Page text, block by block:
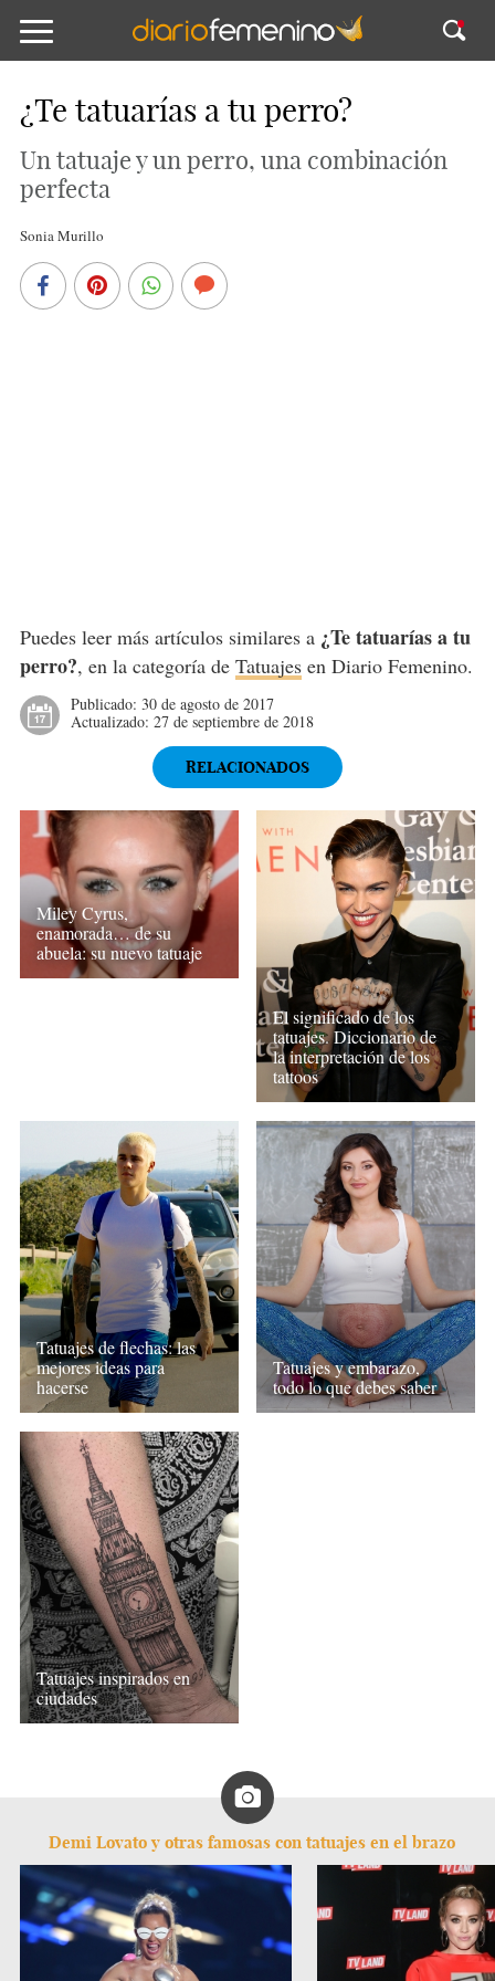
¿Te tatuarías a tu perro?
Un tatuaje y un perro, una combinación
perfecta
Sonia Murillo
Puedes leer más artículos similares a ¿Te tatuarías a tu
perro?, en la categoría de Tatuajesen Diario Femenino.
Publicado: 30 de agosto de 2017
Actualizado: 27 de septiembre de 2018
RELACIONADOS
Miley Cyrus,
enamorada… de su
abuela: su nuevo tatuaje
El significado de los
tatuajes. Diccionario de
la interpretación de los
tattoos
Tatuajes de flechas: las
mejores ideas para
hacerse
Tatuajes y embarazo,
todo lo que debes saber
Tatuajes inspirados en
ciudades
Demi Lovato y otras famosas con tatuajes en el brazo